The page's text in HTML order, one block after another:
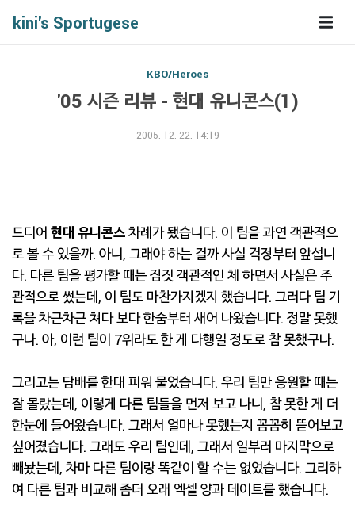
kini's Sportugese
KBO/Heroes
'05 시즌 리뷰 - 현대 유니콘스(1)
2005. 12. 22. 14:19
드디어 현대 유니콘스차례가 됐습니다. 이 팀을 과연 객관적으
로 볼 수 있을까. 아니, 그래야 하는 걸까 사실 걱정부터 앞섭니
다. 다른 팀을 평가할 때는 짐짓 객관적인 체 하면서 사실은 주
관적으로 썼는데, 이 팀도 마찬가지겠지 했습니다. 그러다 팀 기
록을 차근차근 쳐다 보다 한숨부터 새어 나왔습니다. 정말 못했
구나. 아, 이런 팀이 7위라도 한 게 다행일 정도로 참 못했구나.
그리고는 담배를 한대 피워 물었습니다. 우리 팀만 응원할 때는
잘 몰랐는데, 이렇게 다른 팀들을 먼저 보고 나니, 참 못한 게 더
한눈에 들어왔습니다. 그래서 얼마나 못했는지 꼼꼼히 뜯어보고
싶어졌습니다. 그래도 우리 팀인데, 그래서 일부러 마지막으로
빼놨는데, 차마 다른 팀이랑 똑같이 할 수는 없었습니다. 그리하
여 다른 팀과 비교해 좀더 오래 엑셀 양과 데이트를 했습니다.